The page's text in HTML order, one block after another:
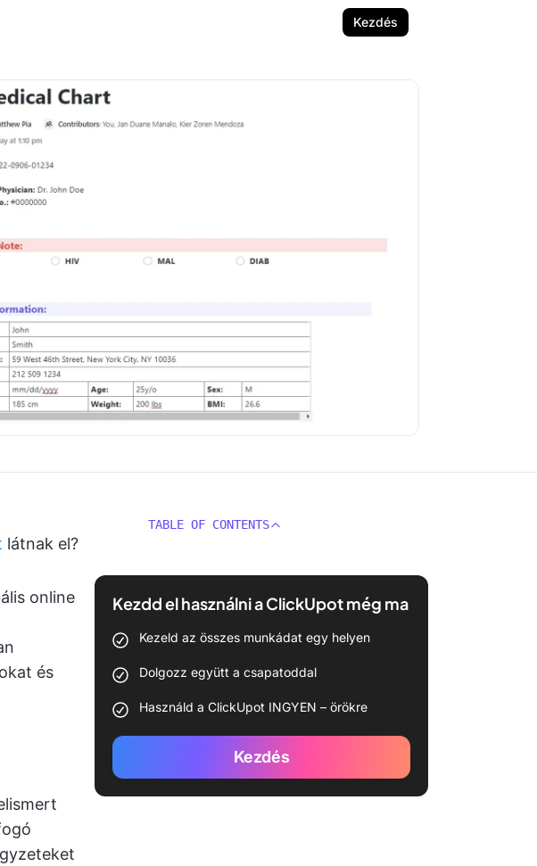
Kezdés
látnak el?
online
és
TABLE OF CONTENTS
Kezdd el használni a ClickUpot még ma
Kezeld az összes munkádat egy helyen
Dolgozz együtt a csapatoddal
Használd a ClickUpot INGYEN – örökre
Kezdés